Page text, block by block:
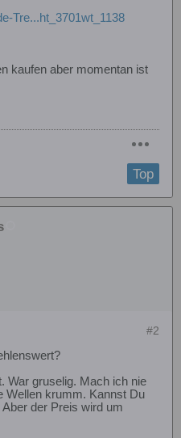
Tre...ht_3701wt_1138
kaufen aber momentan ist
Top
#2
War gruselig. Mach ich nie
Wellen krumm. Kannst Du
der Preis wird um